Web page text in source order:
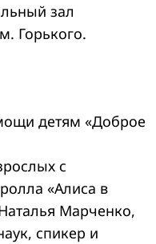
зал
Горького.
детям «Доброе
с
«Алиса в
Марченко,
спикер и